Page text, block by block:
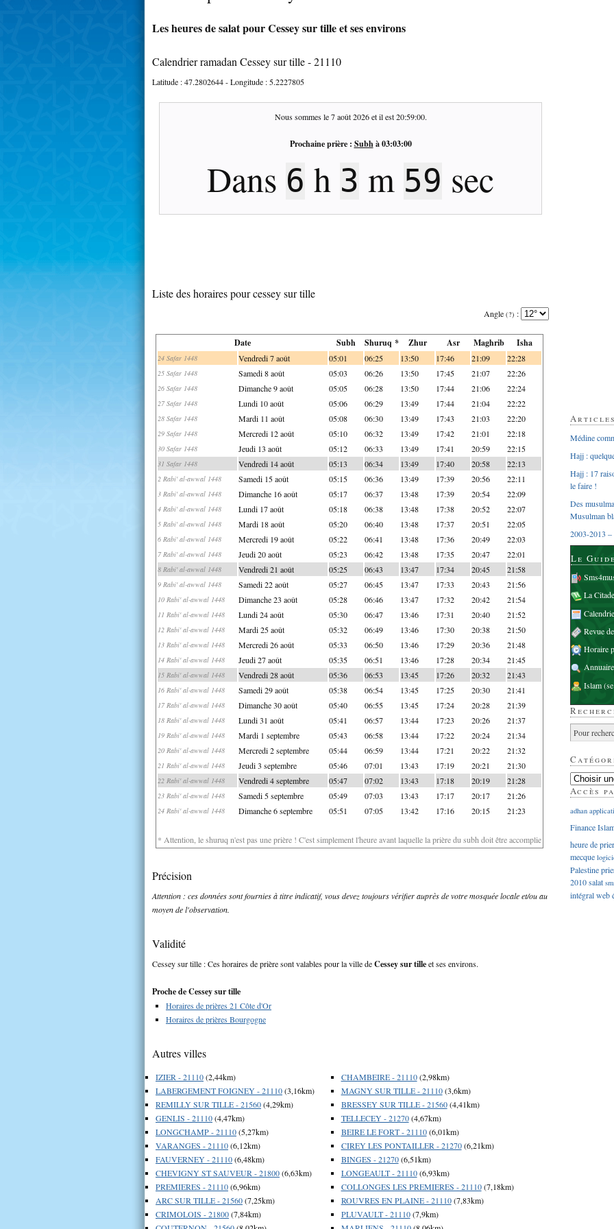
Les heures de salat pour Cessey sur tille et ses environs
Calendrier ramadan Cessey sur tille - 21110
Latitude :47.2802644- Longitude : 5.2227805
Nous sommes le7 août 2026et il est20:59:01.
Prochaine prière : Subhà03:03:00
Dans 6 h 3 m 58 sec
Liste des horaires pour cessey sur tille
Angle (?) :
Date Subh Shuruq * Zhur Asr Maghrib Isha
24 Safar 1448 Vendredi 7 août 05:01 06:25 13:50 17:46 21:09 22:28
25 Safar 1448 Samedi 8 août 05:03 06:26 13:50 17:45 21:07 22:26
26 Safar 1448 Dimanche 9 août 05:05 06:28 13:50 17:44 21:06 22:24
27 Safar 1448 Lundi 10 août 05:06 06:29 13:49 17:44 21:04 22:22
28 Safar 1448 Mardi 11 août 05:08 06:30 13:49 17:43 21:03 22:20
29 Safar 1448 Mercredi 12 août 05:10 06:32 13:49 17:42 21:01 22:18
30 Safar 1448 Jeudi 13 août 05:12 06:33 13:49 17:41 20:59 22:15
31 Safar 1448 Vendredi 14 août 05:13 06:34 13:49 17:40 20:58 22:13
2 Rabi' al-awwal 1448 Samedi 15 août 05:15 06:36 13:49 17:39 20:56 22:11
3 Rabi' al-awwal 1448 Dimanche 16 août 05:17 06:37 13:48 17:39 20:54 22:09
4 Rabi' al-awwal 1448 Lundi 17 août 05:18 06:38 13:48 17:38 20:52 22:07
5 Rabi' al-awwal 1448 Mardi 18 août 05:20 06:40 13:48 17:37 20:51 22:05
6 Rabi' al-awwal 1448 Mercredi 19 août 05:22 06:41 13:48 17:36 20:49 22:03
7 Rabi' al-awwal 1448 Jeudi 20 août 05:23 06:42 13:48 17:35 20:47 22:01
8 Rabi' al-awwal 1448 Vendredi 21 août 05:25 06:43 13:47 17:34 20:45 21:58
9 Rabi' al-awwal 1448 Samedi 22 août 05:27 06:45 13:47 17:33 20:43 21:56
10 Rabi' al-awwal 1448 Dimanche 23 août 05:28 06:46 13:47 17:32 20:42 21:54
11 Rabi' al-awwal 1448 Lundi 24 août 05:30 06:47 13:46 17:31 20:40 21:52
12 Rabi' al-awwal 1448 Mardi 25 août 05:32 06:49 13:46 17:30 20:38 21:50
13 Rabi' al-awwal 1448 Mercredi 26 août 05:33 06:50 13:46 17:29 20:36 21:48
14 Rabi' al-awwal 1448 Jeudi 27 août 05:35 06:51 13:46 17:28 20:34 21:45
15 Rabi' al-awwal 1448 Vendredi 28 août 05:36 06:53 13:45 17:26 20:32 21:43
16 Rabi' al-awwal 1448 Samedi 29 août 05:38 06:54 13:45 17:25 20:30 21:41
17 Rabi' al-awwal 1448 Dimanche 30 août 05:40 06:55 13:45 17:24 20:28 21:39
18 Rabi' al-awwal 1448 Lundi 31 août 05:41 06:57 13:44 17:23 20:26 21:37
19 Rabi' al-awwal 1448 Mardi 1 septembre 05:43 06:58 13:44 17:22 20:24 21:34
20 Rabi' al-awwal 1448 Mercredi 2 septembre 05:44 06:59 13:44 17:21 20:22 21:32
21 Rabi' al-awwal 1448 Jeudi 3 septembre 05:46 07:01 13:43 17:19 20:21 21:30
22 Rabi' al-awwal 1448 Vendredi 4 septembre 05:47 07:02 13:43 17:18 20:19 21:28
23 Rabi' al-awwal 1448 Samedi 5 septembre 05:49 07:03 13:43 17:17 20:17 21:26
24 Rabi' al-awwal 1448 Dimanche 6 septembre 05:51 07:05 13:42 17:16 20:15 21:23
* Attention, le shuruq n'est pas une prière ! C'est simplement l'heure avant laquelle la prière du subh doit être accomplie
Précision
Attention : ces données sont fournies à titre indicatif, vous devez toujours vérifier auprès de votre mosquée locale et/ou au
moyen de l'observation.
Validité
Cessey sur tille : Ces horaires de prière sont valables pour la ville deCessey sur tilleet ses environs.
Proche de Cessey sur tille
Horaires de prières 21 Côte d'Or
Horaires de prières Bourgogne
Autres villes
IZIER - 21110(2,44km)
LABERGEMENT FOIGNEY - 21110(3,16km)
REMILLY SUR TILLE - 21560(4,29km)
GENLIS - 21110(4,47km)
LONGCHAMP - 21110(5,27km)
VARANGES - 21110(6,12km)
FAUVERNEY - 21110(6,48km)
CHEVIGNY ST SAUVEUR - 21800(6,63km)
PREMIERES - 21110(6,96km)
ARC SUR TILLE - 21560(7,25km)
CRIMOLOIS - 21800(7,84km)
CHAMBEIRE - 21110(2,98km)
MAGNY SUR TILLE - 21110(3,6km)
BRESSEY SUR TILLE - 21560(4,41km)
TELLECEY - 21270(4,67km)
BEIRE LE FORT - 21110(6,01km)
CIREY LES PONTAILLER - 21270(6,21km)
BINGES - 21270(6,51km)
LONGEAULT - 21110(6,93km)
COLLONGES LES PREMIERES - 21110(7,18km)
ROUVRES EN PLAINE - 21110(7,83km)
PLUVAULT - 21110(7,9km)
Médine
Hajj :
Hajj : 17
le faire !
Des
Musulman
2003-2013 –
Le
La
Revue
Horaire
Islam
Accès
adhan
Finance
heure de
mecque
Palestine
2010salat
intégralweb